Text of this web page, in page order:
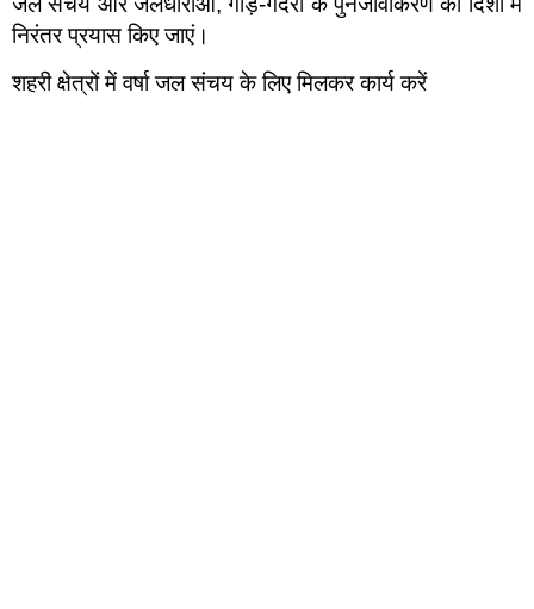
निरंतर प्रयास किए जाएं।
शहरी क्षेत्रों में वर्षा जल संचय के लिए मिलकर कार्य करें